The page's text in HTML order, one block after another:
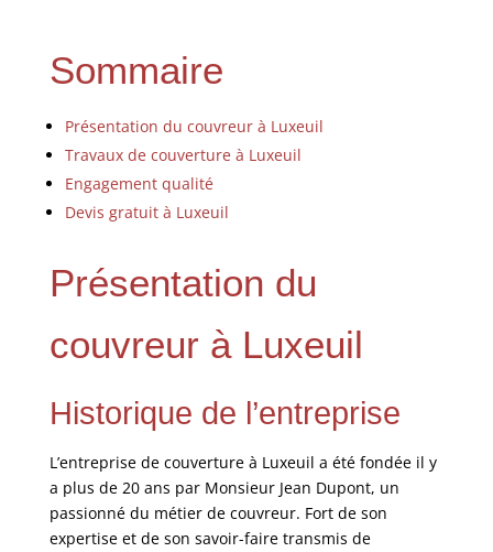
Sommaire
Présentation du couvreur à Luxeuil
Travaux de couverture à Luxeuil
Engagement qualité
Devis gratuit à Luxeuil
Présentation du
couvreur à Luxeuil
Historique de l’entreprise
L’entreprise de couverture à Luxeuil a été fondée il y
a plus de 20 ans par Monsieur Jean Dupont, un
passionné du métier de couvreur. Fort de son
expertise et de son savoir-faire transmis de